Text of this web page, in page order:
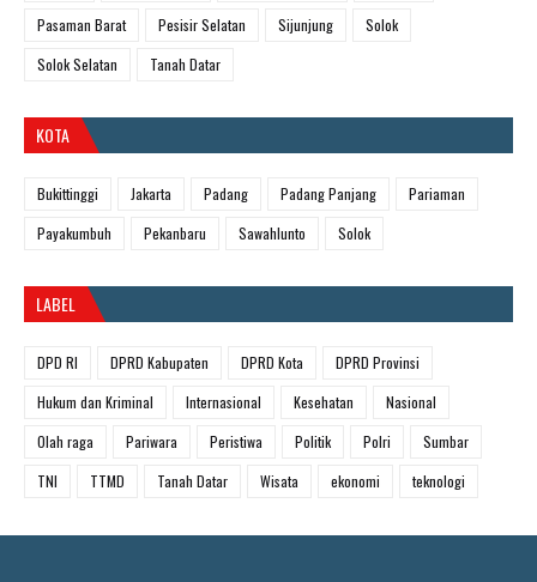
Pasaman Barat
Pesisir Selatan Sijunjung
Solok
Solok Selatan
Tanah Datar
KOTA
Bukittinggi Jakarta Padang Padang Panjang
Pariaman
Payakumbuh
Pekanbaru Sawahlunto Solok
LABEL
DPD RI DPRD Kabupaten DPRD Kota
DPRD Provinsi
Hukum dan Kriminal
Internasional Kesehatan
Nasional
Olah raga
Pariwara Peristiwa Politik Polri
Sumbar
TNI
TTMD Tanah Datar Wisata ekonomi teknologi